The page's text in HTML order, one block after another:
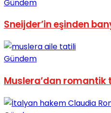
Gündem
Sneijder’in eşinden
Gündem
Muslera’dan romantik